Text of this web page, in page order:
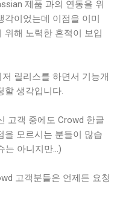
제품 과의 연동을 위
각이었는데 이점을 이미
위해 노력한 흔적이 보입
릴리스를 하면서 기능개
할 생각입니다.
고객 중에도 Crowd 한글
을 모르시는 분들이 많습
는 아니지만…)
고객분들은 언제든 요청